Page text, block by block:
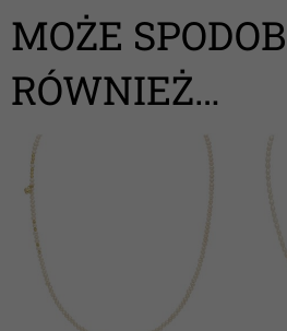
MOŻE
RÓWNIEŻ…